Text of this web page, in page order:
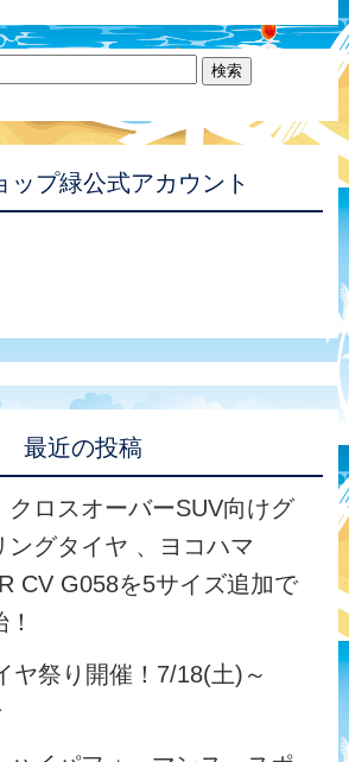
ップ緑公式アカウント
最近の投稿
クロスオーバーSUV向けグ
ングタイヤ 、ヨコハマ
CV G058を5サイズ追加で
ヤ祭り開催！7/18(土)～